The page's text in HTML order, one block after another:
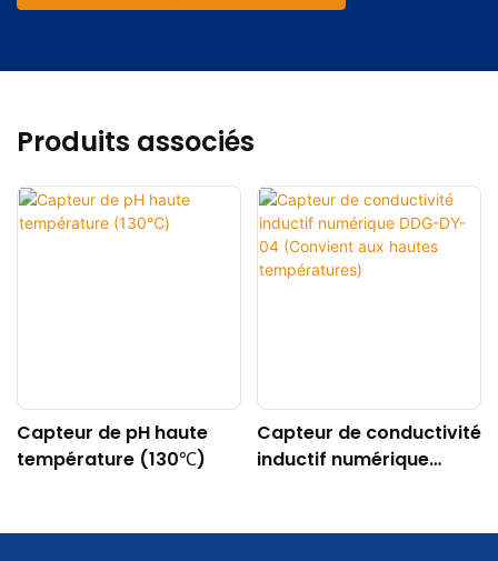
Produits associés
Capteur de pH haute
température (130℃)
Capteur de conductivité
inductif numérique
températures)